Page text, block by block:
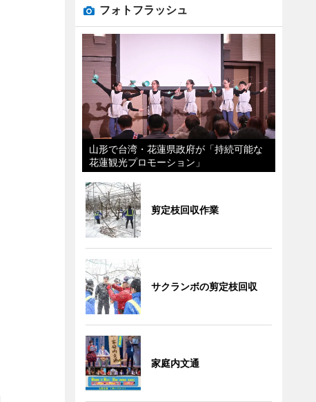
フォトフラッシュ
山形で台湾・花蓮県政府が「持続可能な
花蓮観光プロモーション」
剪定枝回収作業
サクランボの剪定枝回収
家庭内文通